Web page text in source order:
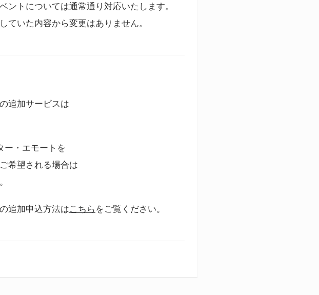
トについては通常通り対応いたします。
いた内容から変更はありません。
追加サービスは
ー・エモートを
希望される場合は
追加申込方法はこちら をご覧ください。